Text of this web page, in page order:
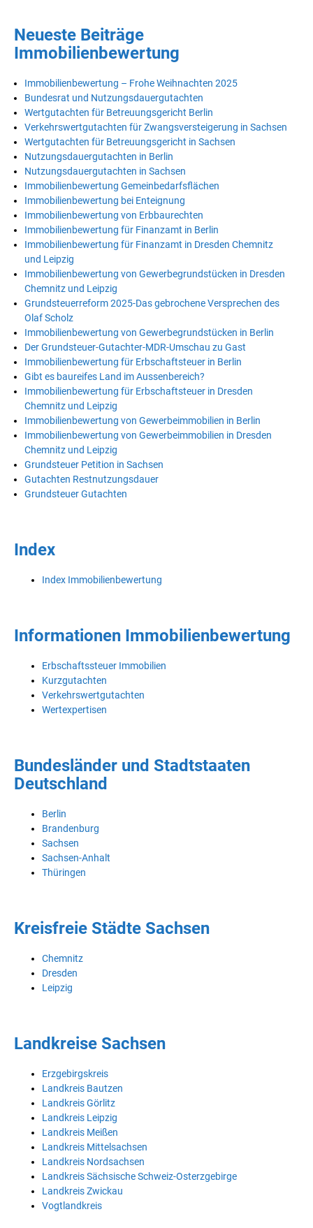
Neueste Beiträge
Immobilienbewertung
Immobilienbewertung – Frohe Weihnachten 2025
Bundesrat und Nutzungsdauergutachten
Wertgutachten für Betreuungsgericht Berlin
Verkehrswertgutachten für Zwangsversteigerung in Sachsen
Wertgutachten für Betreuungsgericht in Sachsen
Nutzungsdauergutachten in Berlin
Nutzungsdauergutachten in Sachsen
Immobilienbewertung Gemeinbedarfsflächen
Immobilienbewertung bei Enteignung
Immobilienbewertung von Erbbaurechten
Immobilienbewertung für Finanzamt in Berlin
Immobilienbewertung für Finanzamt in Dresden Chemnitz
und Leipzig
Immobilienbewertung von Gewerbegrundstücken in Dresden
Chemnitz und Leipzig
Grundsteuerreform 2025-Das gebrochene Versprechen des
Olaf Scholz
Immobilienbewertung von Gewerbegrundstücken in Berlin
Der Grundsteuer-Gutachter-MDR-Umschau zu Gast
Immobilienbewertung für Erbschaftsteuer in Berlin
Gibt es baureifes Land im Aussenbereich?
Immobilienbewertung für Erbschaftsteuer in Dresden
Chemnitz und Leipzig
Immobilienbewertung von Gewerbeimmobilien in Berlin
Immobilienbewertung von Gewerbeimmobilien in Dresden
Chemnitz und Leipzig
Grundsteuer Petition in Sachsen
Gutachten Restnutzungsdauer
Grundsteuer Gutachten
Index
Index Immobilienbewertung
Informationen Immobilienbewertung
Erbschaftssteuer Immobilien
Kurzgutachten
Verkehrswertgutachten
Wertexpertisen
Bundesländer und Stadtstaaten
Deutschland
Berlin
Brandenburg
Sachsen
Sachsen-Anhalt
Thüringen
Kreisfreie Städte Sachsen
Chemnitz
Dresden
Leipzig
Landkreise Sachsen
Erzgebirgskreis
Landkreis Bautzen
Landkreis Görlitz
Landkreis Leipzig
Landkreis Meißen
Landkreis Mittelsachsen
Landkreis Nordsachsen
Landkreis Sächsische Schweiz-Osterzgebirge
Landkreis Zwickau
Vogtlandkreis